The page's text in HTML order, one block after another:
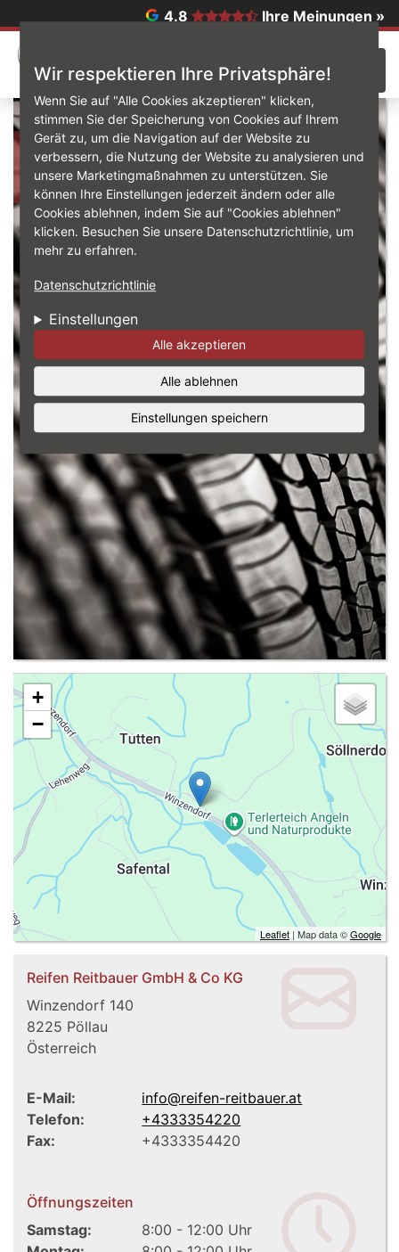
Wir respektieren Ihre Privatsphäre!
Wenn Sie auf "Alle Cookies akzeptieren" klicken,
stimmen Sie der Speicherung von Cookies auf Ihrem
Gerät zu, um die Navigation auf der Website zu
verbessern, die Nutzung der Website zu analysieren und
unsere Marketingmaßnahmen zu unterstützen. Sie
können Ihre Einstellungen jederzeit ändern oder alle
Cookies ablehnen, indem Sie auf "Cookies ablehnen"
klicken. Besuchen Sie unsere Datenschutzrichtlinie, um
mehr zu erfahren.
Datenschutzrichtlinie
Einstellungen
Alle akzeptieren
Alle ablehnen
Einstellungen speichern
4.8 Ihre Meinungen »
Reifen Reitbauer
+
−
Leaflet | Map data ©Google
Reifen Reitbauer GmbH & Co KG
Winzendorf 140
8225 Pöllau
Österreich
E-Mail:
info@reifen-reitbauer.at
Telefon:
+4333354220
Fax:
+4333354420
Öffnungszeiten
Samstag:
8:00 - 12:00 Uhr